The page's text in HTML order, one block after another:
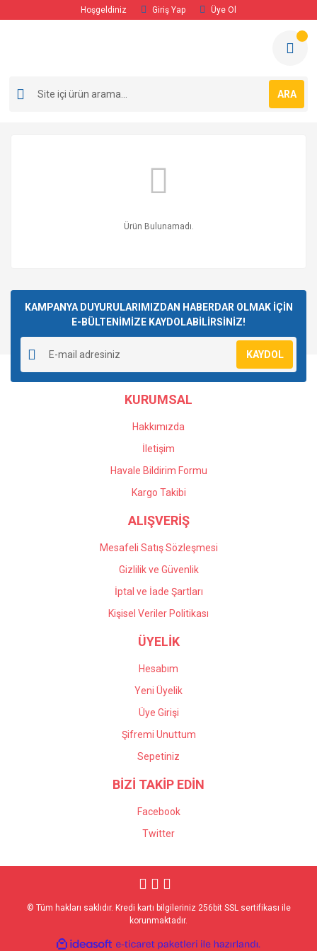
Hoşgeldiniz Giriş Yap Üye Ol
ARA
Ürün Bulunamadı.
KAMPANYA DUYURULARIMIZDAN HABERDAR OLMAK İÇİN
E-BÜLTENİMİZE KAYDOLABİLİRSİNİZ!
KAYDOL
KURUMSAL
Hakkımızda
İletişim
Havale Bildirim Formu
Kargo Takibi
ALIŞVERİŞ
Mesafeli Satış Sözleşmesi
Gizlilik ve Güvenlik
İptal ve İade Şartları
Kişisel Veriler Politikası
ÜYELİK
Hesabım
Yeni Üyelik
Üye Girişi
Şifremi Unuttum
Sepetiniz
BİZİ TAKİP EDİN
Facebook
Twitter
© Tüm hakları saklıdır. Kredi kartı bilgileriniz 256bit SSL sertifikası ile
korunmaktadır.
ideasoft e-